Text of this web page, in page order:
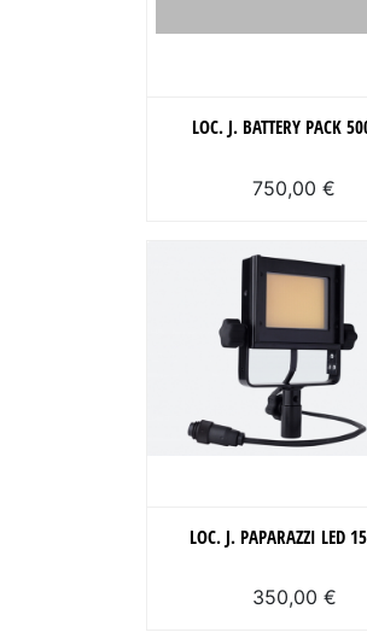
LOC. J. BATTERY PACK
750,00 €
LOC. J. PAPARAZZI LED
350,00 €